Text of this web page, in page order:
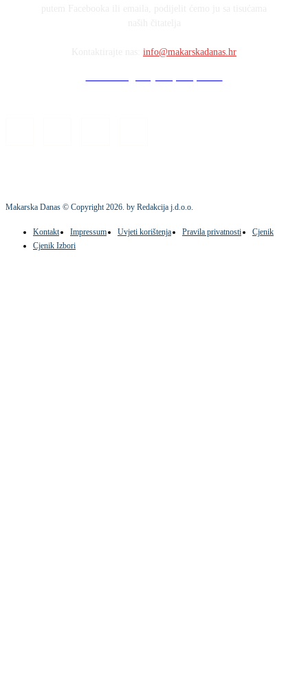
info@makarskadanas.hr
Makarska Danas © Copyright2026. by Redakcija j.d.o.o.
Kontakt Impressum Uvjeti korištenja Pravila privatnosti
Cjenik
Cjenik Izbori